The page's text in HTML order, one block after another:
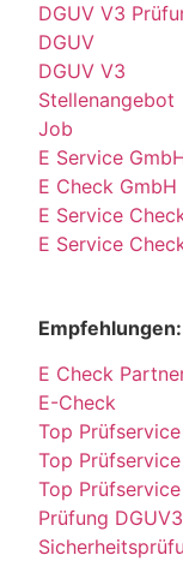
DGUV V3
DGUV
DGUV V3
Stellenangebot
Job
E Service
E Check GmbH
E Service
E Service
Empfehlungen:
E Check
E-Check
Top
Top
Top
Prüfung